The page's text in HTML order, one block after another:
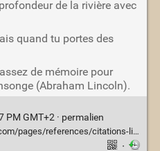
de la rivière avec
quand tu portes des
de mémoire pour
(Abraham Lincoln).
GMT+2 · permalien
populaires/ambiance-western-des-citations-qui-sentent-la-poudre-et-le-cigarillo.html
·